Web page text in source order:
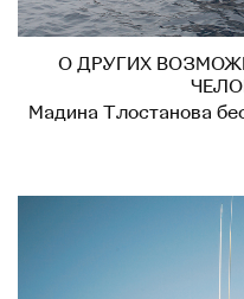
О ДРУГИХ
Мадина Тлостанова